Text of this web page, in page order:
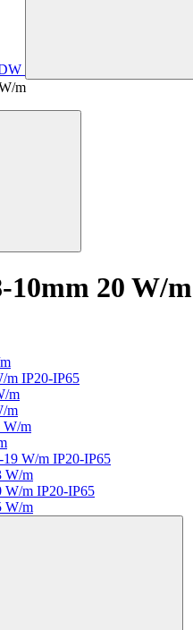
m
10mm 20 W/m
m IP20-IP65
m
m
W/m
W/m IP20-IP65
W/m
m IP20-IP65
W/m